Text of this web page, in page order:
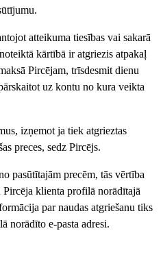
atteikuma tiesības vai sakarā
kārtībā ir atgriezis atpakaļ
Pircējam, trīsdesmit dienu
uz kontu no kura veikta
izņemot ja tiek atgrieztas
preces, sedz Pircējs.
pasūtītajām precēm, tās vērtība
klienta profilā norādītajā
par naudas atgriešanu tiks
norādīto e-pasta adresi.